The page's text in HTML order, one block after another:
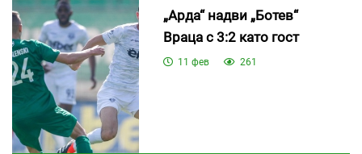
„Арда“ надви „Ботев“
Враца с 3:2 като гост
11 фев 261